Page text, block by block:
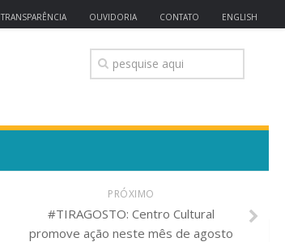
TRANSPARÊNCIA OUVIDORIA CONTATO ENGLISH
PRÓXIMO
#TIRAGOSTO: Centro Cultural
promove ação neste mês de agosto